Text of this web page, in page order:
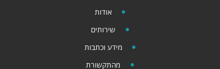
אודות
שירותים
מידע וכתבות
מהתקשורת